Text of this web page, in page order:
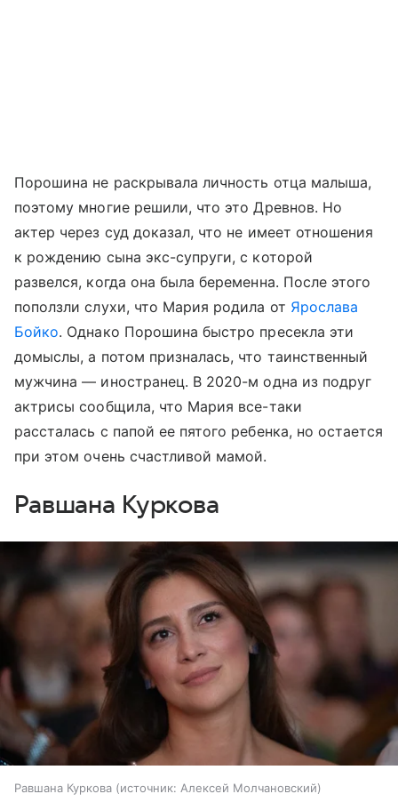
Порошина не раскрывала личность отца малыша,
поэтому многие решили, что это Древнов. Но
актер через суд доказал, что не имеет отношения
к рождению сына экс-супруги, с которой
развелся, когда она была беременна. После этого
поползли слухи, что Мария родила от Ярослава
Бойко. Однако Порошина быстро пресекла эти
домыслы, а потом призналась, что таинственный
мужчина — иностранец. В 2020-м одна из подруг
актрисы сообщила, что Мария все-таки
рассталась с папой ее пятого ребенка, но остается
при этом очень счастливой мамой.
Равшана Куркова
Равшана Куркова источник: Алексей Молчановский